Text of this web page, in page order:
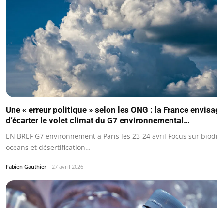
Une « erreur politique » selon les ONG : la France
d’écarter le volet climat du G7 environnemental…
EN BREF G7 environnement à Paris les 23-24 avril Focus sur
océans et désertification…
Fabien Gauthier 27 avril 2026